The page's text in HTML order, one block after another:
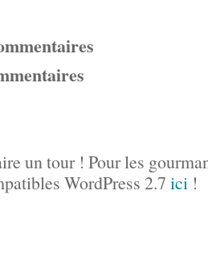
un tour ! Pour les
WordPress 2.7 ici !